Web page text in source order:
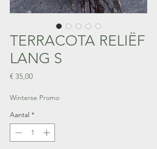
TERRACOTA RELIËF
LANG S
€ 35,00Prijs
Winterse Promo
Aantal *